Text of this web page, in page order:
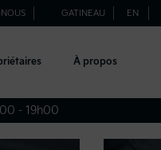
GATINEAU EN
À propos
- 19h00